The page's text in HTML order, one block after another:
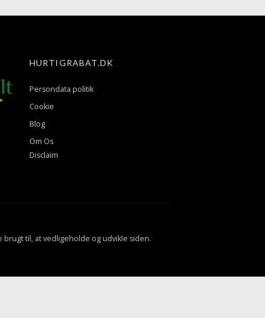
HURTIGRABAT.DK
Persondata politik
Cookie
Blog
Om Os
Disclaim
til, at vedligeholde og udvikle siden.